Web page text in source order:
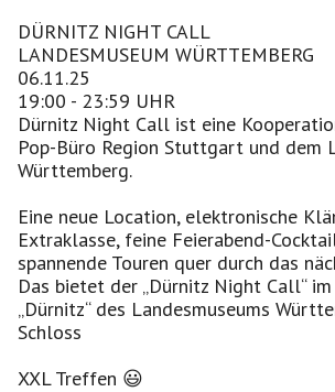
DÜRNITZ NIGHT CALL
LANDESMUSEUM WÜRTTEMBERG
06.11.25
19:00 - 23:59 UHR
Dürnitz Night Call ist eine
Pop-Büro Region Stuttgart und dem
Württemberg.
Eine neue Location, elektronische
Extraklasse, feine Feierabend-
spannende Touren quer durch das
Das bietet der „Dürnitz Night Call“
„Dürnitz“ des Landesmuseums
Schloss
XXL Treffen 😃